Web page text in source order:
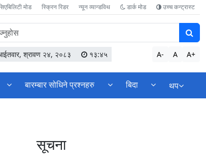
मोड स्क्रिन रिडर न्यून व्यान्डविथ डार्क मोड उच्च कन्ट्रास्ट
श्रावण २४, २०८३ १३:४५ A- A A+
बारम्बार सोधिने प्रश्नहरु बिदा थप
सूचना